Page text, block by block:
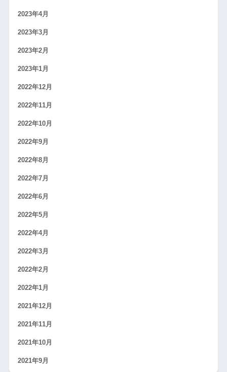
2023年4月
2023年3月
2023年2月
2023年1月
2022年12月
2022年11月
2022年10月
2022年9月
2022年8月
2022年7月
2022年6月
2022年5月
2022年4月
2022年3月
2022年2月
2022年1月
2021年12月
2021年11月
2021年10月
2021年9月